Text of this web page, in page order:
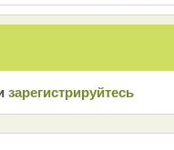
зарeгиcтрирyйтeсь